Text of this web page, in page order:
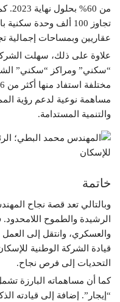
من
عقاريين وبمساحات إجمالية تجاوزت 117 مليون
علاوة على ذلك، سهلت
“سكني” ومراكز “سكني”
مساهمة نوعية لدعم رؤية
والتنمية المستدامة.
خاتمة
وبالتالي تعد قصة نجاح
الرشيدة والطموح
والعسكري، وانتقل إلى
قيادة الشركة الوطنية
التحديات إلى فرص نجاح.
كما أن مساهماته البارزة
“إيجار”. إضافة إلى قيادته